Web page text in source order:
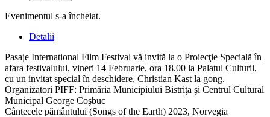
Evenimentul s-a încheiat.
Detalii
Pasaje International Film Festival vă invită la o Proiecţie Specială în
afara festivalului, vineri 14 Februarie, ora 18.00 la Palatul Culturii,
cu un invitat special în deschidere, Christian Kast la gong.
Organizatori PIFF: Primăria Municipiului Bistriţa şi Centrul Cultural
Municipal George Coşbuc
Cântecele pământului (Songs of the Earth) 2023, Norvegia